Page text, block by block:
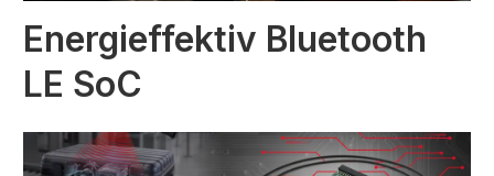
Energieffektiv Bluetooth
LE SoC